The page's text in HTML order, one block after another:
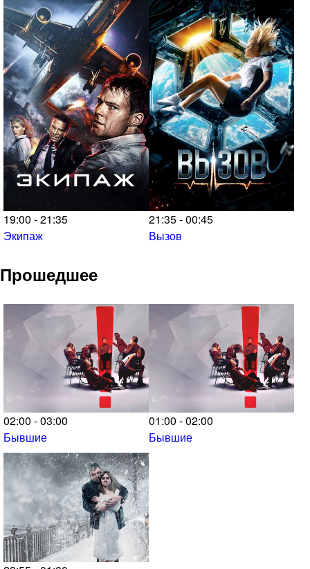
19:00 - 21:35
Экипаж
21:35 - 00:45
Вызов
Прошедшее
02:00 - 03:00
Бывшие
01:00 - 02:00
Бывшие